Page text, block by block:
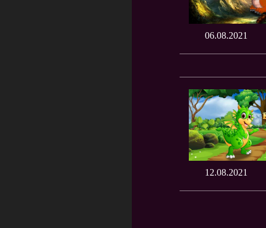
06.08.2021
12.08.2021